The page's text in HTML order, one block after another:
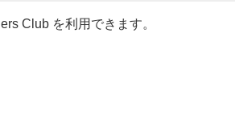
Club を利用できます。